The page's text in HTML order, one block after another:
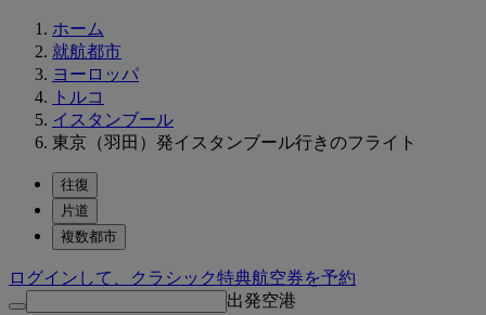
ホーム
就航都市
ヨーロッパ
トルコ
イスタンブール
東京（羽田）発イスタンブール行きのフライト
往復
片道
複数都市
ログインして、クラシック特典航空券を予約
出発空港